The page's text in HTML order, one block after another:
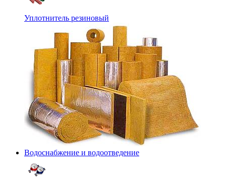
Уплотнитель резиновый
Водоснабжение и водоотведение